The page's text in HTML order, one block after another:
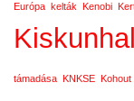
Európa kelták Kenobi
támadása KNKSE Kohout